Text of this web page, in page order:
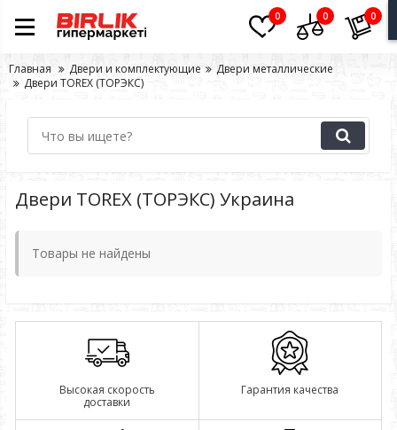
0 0 0
Главная Двери и комплектующие
Двери металлические
Двери TOREX (ТОРЭКС)
Двери TOREX (ТОРЭКС) Украина
Товары не найдены
Высокая скорость
доставки
Гарантия качества